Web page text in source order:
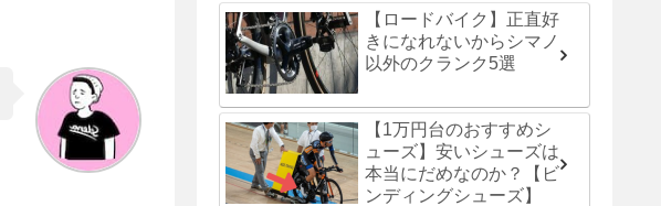
【ロードバイク】正直好
きになれないからシマノ
以外のクランク5選
【1万円台のおすすめシ
ューズ】安いシューズは
本当にだめなのか？【ビ
ンディングシューズ】